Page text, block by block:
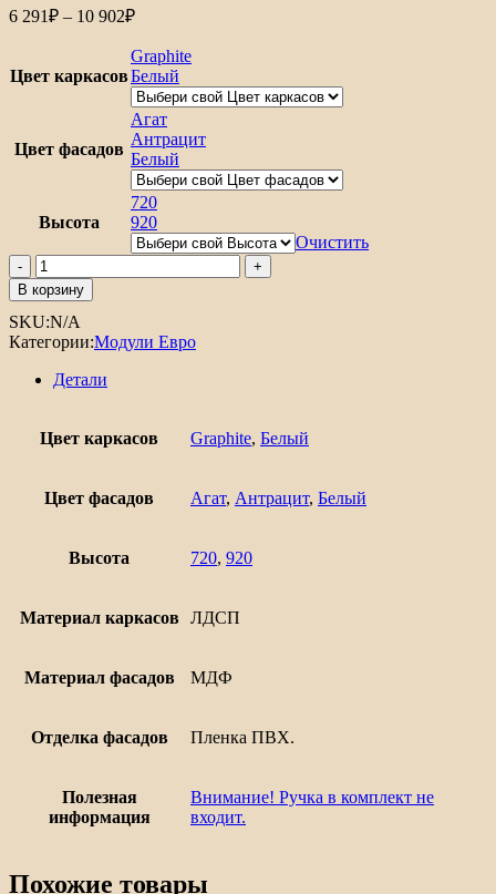
6 291₽ – 10 902₽Диапазон
6
291₽
–
10
902₽
Цвет каркасов
Graphite
Белый
Цвет фасадов
Агат
Антрацит
Белый
Высота
720
920
Очистить
Количество
товара
Шкаф
верхний
с
мя
800
В корзину
SKU:N/A
Категории:Модули Евро
Детали
Цвет каркасов Graphite, Белый
Цвет фасадов Агат, Антрацит, Белый
Высота 720, 920
Материал каркасов ЛДСП
Материал фасадов МДФ
Отделка фасадов Пленка ПВХ.
Полезная
информация
Внимание! Ручка в комплект не
входит.
Похожие товары